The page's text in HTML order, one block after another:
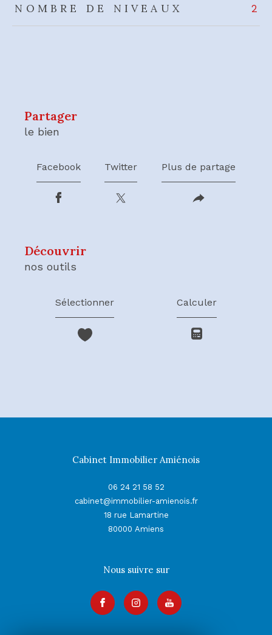
NOMBRE DE NIVEAUX 2
partager
le bien
Facebook Twitter Plus de partage
découvrir
nos outils
Sélectionner Calculer
Cabinet Immobilier Amiénois
06 24 21 58 52
cabinet@immobilier-amienois.fr
18 rue Lamartine
80000
Amiens
Nous suivre sur